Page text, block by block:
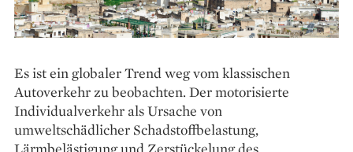
Es ist ein globaler Trend weg vom klassischen
Autoverkehr zu beobachten. Der motorisierte
Individualverkehr als Ursache von
umweltschädlicher Schadstoffbelastung,